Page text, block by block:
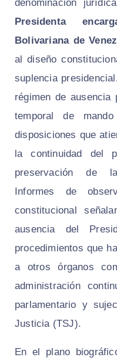
denominación
Presidenta
Bolivariana de
al diseño
suplencia
régimen de
temporal de
disposiciones que
la continuidad del
preservación de
Informes de
constitucional
ausencia del
procedimientos que
a otros órganos
administración
parlamentario y
Justicia (TSJ).
En el plano